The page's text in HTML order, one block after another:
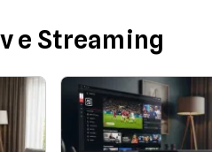
tue esigenze di
intrattenimento.
e Streaming